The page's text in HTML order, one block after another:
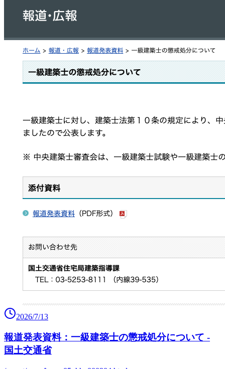
2026/7/13
報道発表資料：一級建築士の懲戒処分について -
国土交通省